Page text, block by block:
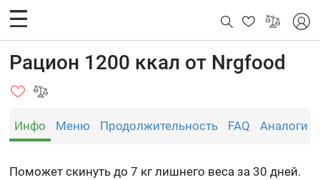
Рацион 1200 ккал от Nrgfood
Инфо Меню Продолжительность FAQ Аналоги
Поможет скинуть до 7 кг лишнего веса за 30 дней.